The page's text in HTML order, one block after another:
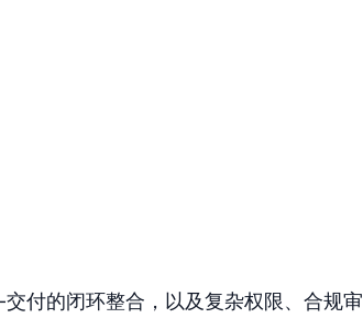
付的闭环整合，以及复杂权限、合规审